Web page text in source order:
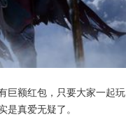
巨额红包，只要大家一起玩
真爱无疑了。